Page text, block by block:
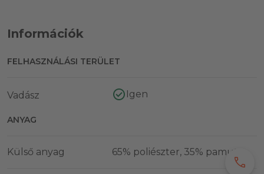
Információk
FELHASZNÁLÁSI TERÜLET
Vadász Igen
ANYAG
Külső anyag 65% poliészter, 35% pamut
call